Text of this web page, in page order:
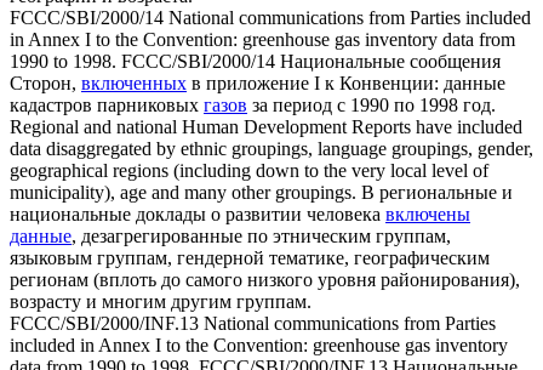
FCCC/SBI/2000/14 National communications from Parties included
in Annex I to the Convention: greenhouse gas inventory data from
1990 to 1998. FCCC/SBI/2000/14 Национальные сообщения
Сторон, включенных в приложение I к Конвенции: данные
кадастров парниковых газов за период с 1990 по 1998 год.
Regional and national Human Development Reports have included
data disaggregated by ethnic groupings, language groupings, gender,
geographical regions (including down to the very local level of
municipality), age and many other groupings. В региональные и
национальные доклады о развитии человека включены
данные, дезагрегированные по этническим группам,
языковым группам, гендерной тематике, географическим
регионам (вплоть до самого низкого уровня районирования),
возрасту и многим другим группам.
FCCC/SBI/2000/INF.13 National communications from Parties
included in Annex I to the Convention: greenhouse gas inventory